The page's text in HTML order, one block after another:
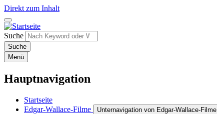
Direkt zum Inhalt
Suche
Menü
Hauptnavigation
Startseite
Edgar-Wallace-Filme
Unternavigation von Edgar-Wallace-Filme